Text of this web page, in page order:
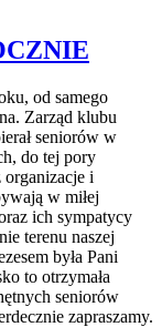
od samego
Zarząd klubu
seniorów w
do tej pory
i
w miłej
ich sympatycy
terenu naszej
była Pani
to otrzymała
seniorów
zapraszamy.